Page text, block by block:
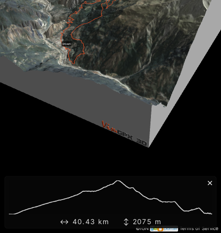
©IGN Terms of Service
×
↔ 40.43 km ↕ 2075 m